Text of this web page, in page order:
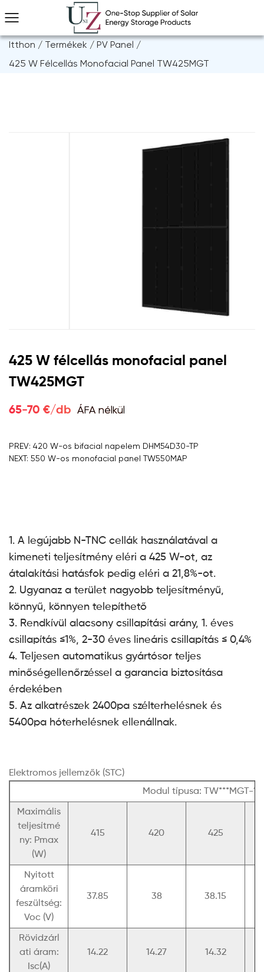
Itthon / Termékek / PV Panel /
425 W Félcellás Monofacial Panel TW425MGT
425 W félcellás monofacial panel
TW425MGT
65-70 €/db ÁFA nélkül
PREV: 420 W-os bifacial napelem DHM54D30-TP
NEXT: 550 W-os monofacial panel TW550MAP
1. A legújabb N-TNC cellák használatával a
kimeneti teljesítmény eléri a 425 W-ot, az
átalakítási hatásfok pedig eléri a 21,8%-ot.
2. Ugyanaz a terület nagyobb teljesítményű,
könnyű, könnyen telepíthető
3. Rendkívül alacsony csillapítási arány, 1. éves
csillapítás ≤1%, 2-30 éves lineáris csillapítás ≤ 0,4%
4. Teljesen automatikus gyártósor teljes
minőségellenőrzéssel a garancia biztosítása
érdekében
5. Az alkatrészek 2400pa szélterhelésnek és
5400pa hóterhelésnek ellenállnak.
Elektromos jellemzők (STC)
Modul típusa: TW***MGT-
Maximális
teljesítmé
ny: Pmax
(W)
415 420 425
Nyitott
áramköri
feszültség:
Voc (V)
37.85 38 38.15
Rövidzárl
ati áram:
Isc(A)
14.22 14.27 14.32